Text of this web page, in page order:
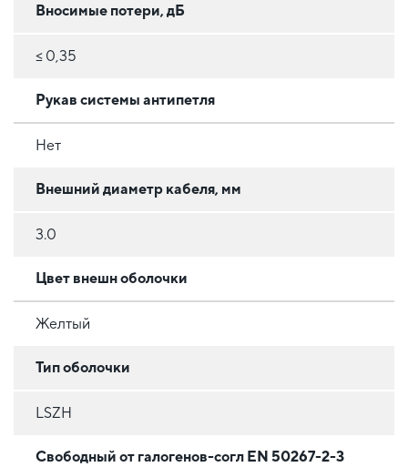
Вносимые потери, дБ
≤ 0,35
Рукав системы антипетля
Нет
Внешний диаметр кабеля, мм
3.0
Цвет внешн оболочки
Желтый
Тип оболочки
LSZH
Свободный от галогенов-согл EN 50267-2-3